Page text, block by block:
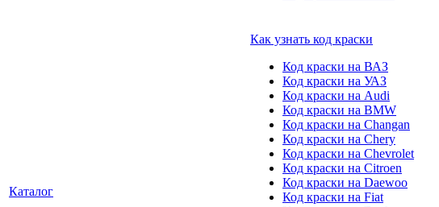
Каталог
Как узнать код краски
Код краски на ВАЗ
Код краски на УАЗ
Код краски на Audi
Код краски на BMW
Код краски на Changan
Код краски на Chery
Код краски на Chevrolet
Код краски на Citroen
Код краски на Daewoo
Код краски на Fiat